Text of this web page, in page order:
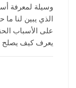
وسيلة لمعرفة
الذي يبين لنا
على الأسباب
يعرف كيف يصلح